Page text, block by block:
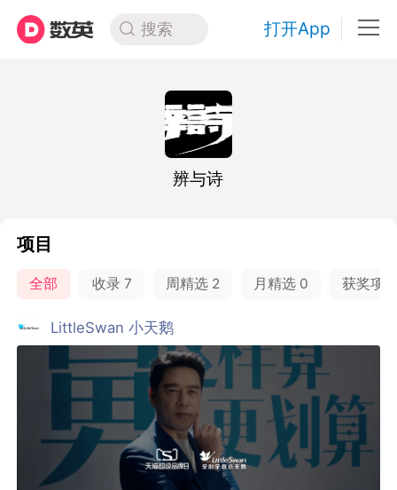
搜索 打开App
辨与诗
项目
全部 收录 7 周精选 2 月精选 0 获奖项
LittleSwan 小天鹅